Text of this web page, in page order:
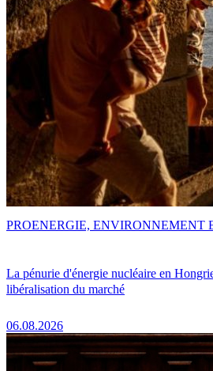
La pénurie d'énergie nucléaire en
libéralisation du marché
06.08.2026
PROENERGIE, ENVIRONNEMENT